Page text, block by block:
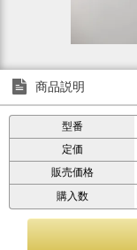
商品説明
型番
定価
販売価格
購入数